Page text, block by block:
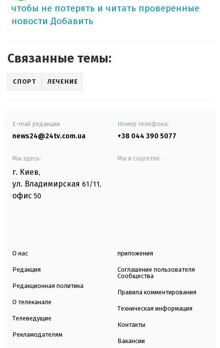
чтобы не потерять и читать проверенные
новости Добавить
Связанные темы:
СПОРТ ЛЕЧЕНИЕ
E-mail редакции
news24@24tv.com.ua
Номер телефона:
+38 044 390 5077
Мы здесь:
г. Киев,
ул. Владимирская 61/11,
офис 50
Мы в соцсетях:
О нас
Редакция
Редакционная политика
О телеканале
Телеведущие
Рекламодателям
приложения
Соглашение пользователя
Сообщества
Правила комментирования
Техническая информация
Контакты
Вакансии